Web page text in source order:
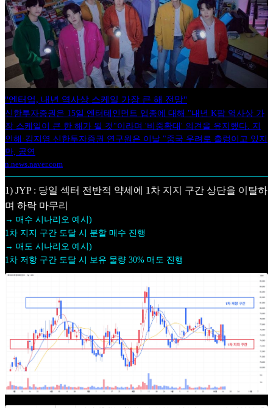
"엔터업, 내년 역사상 스케일 가장 큰 해 전망"
신한투자증권은 15일 엔터테인먼트 업종에 대해 "내년 K팝 역사상 가
장 스케일이 큰 한 해가 될 것"이라며 '비중확대' 의견을 유지했다. 지
인해·김지영 신한투자증권 연구원은 이날 "중국 우려로 출렁이고 있지
만, 공연
n.news.naver.com
1) JYP : 당일 섹터 전반적 약세에 1차 지지 구간 상단을 이탈하
며 하락 마무리
→ 매수 시나리오 예시)
1차 지지 구간 도달 시 분할 매수 진행
→ 매도 시나리오 예시)
1차 저항 구간 도달 시 보유 물량 30% 매도 진행